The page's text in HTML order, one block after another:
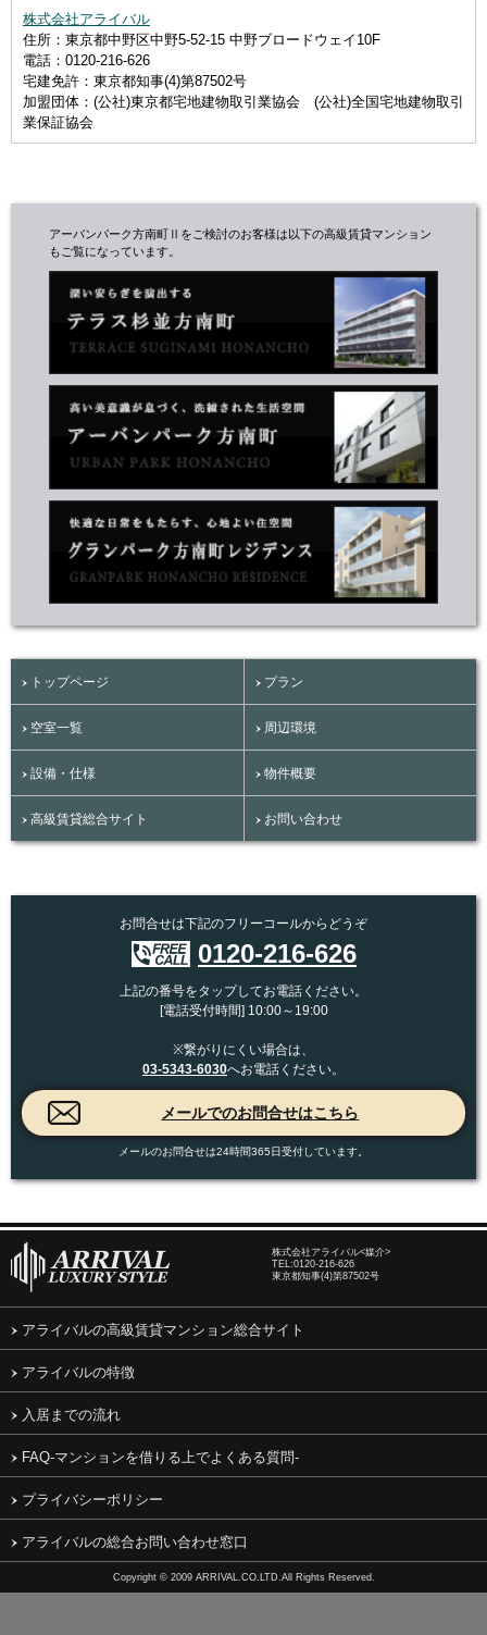
株式会社アライバル
住所：東京都中野区中野5-52-15 中野ブロードウェイ10F
電話：0120-216-626
宅建免許：東京都知事(4)第87502号
加盟団体：(公社)東京都宅地建物取引業協会 (公社)全国宅地建物取引
業保証協会
アーバンパーク方南町Ⅱをご検討のお客様は以下の高級賃貸マンション
もご覧になっています。
トップページ プラン
空室一覧 周辺環境
設備・仕様 物件概要
高級賃貸総合サイト お問い合わせ
お問合せは下記のフリーコールからどうぞ
0120-216-626
上記の番号をタップしてお電話ください。
[電話受付時間] 10:00～19:00
※繋がりにくい場合は、
03-5343-6030へお電話ください。
メールのお問合せは24時間365日受付しています。
株式会社アライバル<媒介>
TEL:0120-216-626
東京都知事(4)第87502号
アライバルの高級賃貸マンション総合サイト
アライバルの特徴
入居までの流れ
FAQ-マンションを借りる上でよくある質問-
プライバシーポリシー
アライバルの総合お問い合わせ窓口
Copyright © 2009 ARRIVAL.CO.LTD.All Rights Reserved.